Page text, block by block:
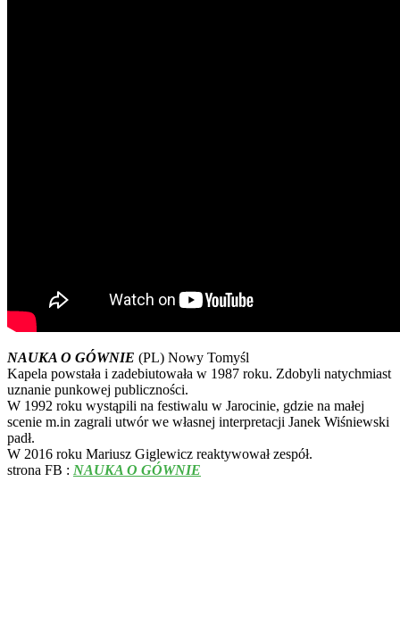
NAUKA O GÓWNIE (PL) Nowy Tomyśl
Kapela powstała i zadebiutowała w 1987 roku. Zdobyli natychmiast
uznanie punkowej publiczności.
W 1992 roku wystąpili na festiwalu w Jarocinie, gdzie na małej
scenie m.in zagrali utwór we własnej interpretacji Janek Wiśniewski
padł.
W 2016 roku Mariusz Giglewicz reaktywował zespół.
strona FB : NAUKA O GÓWNIE